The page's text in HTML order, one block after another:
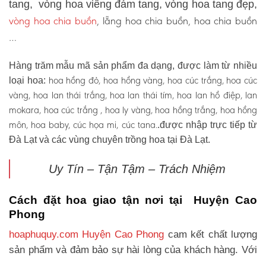
tang, vòng hoa viếng đám tang, vòng hoa tang đẹp,
vòng hoa chia buồn, lẵng hoa chia buồn, hoa chia buồn
…
Hàng trăm mẫu mã sản phẩm đa dạng, được làm từ nhiều
loại hoa: hoa hồng đỏ, hoa hồng vàng, hoa cúc trắng, hoa cúc
vàng, hoa lan thái trắng, hoa lan thái tím, hoa lan hồ điệp, lan
mokara, hoa cúc trắng , hoa ly vàng, hoa hồng trắng, hoa hồng
môn, hoa baby, cúc họa mi, cúc tana..được nhập trực tiếp từ
Đà Lạt và các vùng chuyên trồng hoa tại Đà Lạt.
Uy Tín – Tận Tậm – Trách Nhiệm
Cách đặt hoa giao tận nơi tại Huyện Cao
Phong
hoaphuquy.com Huyện Cao Phong cam kết chất lượng
sản phẩm và đảm bảo sự hài lòng của khách hàng. Với